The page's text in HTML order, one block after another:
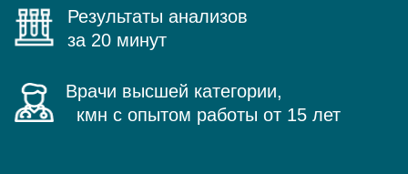
Результаты анализов
за 20 минут
Врачи высшей категории,
кмн с опытом работы от 15 лет